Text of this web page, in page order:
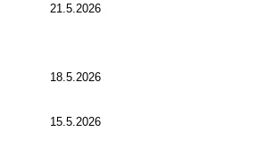
21.5.2026
18.5.2026
15.5.2026